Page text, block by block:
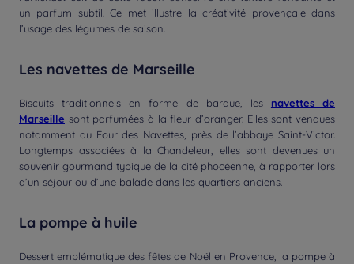
un parfum subtil. Ce met illustre la créativité provençale dans
l’usage des légumes de saison.
Les navettes de Marseille
Biscuits traditionnels en forme de barque, les navettes de
Marseille sont parfumées à la fleur d’oranger. Elles sont vendues
notamment au Four des Navettes, près de l’abbaye Saint-Victor.
Longtemps associées à la Chandeleur, elles sont devenues un
souvenir gourmand typique de la cité phocéenne, à rapporter lors
d’un séjour ou d’une balade dans les quartiers anciens.
La pompe à huile
Dessert emblématique des fêtes de Noël en Provence, la pompe à